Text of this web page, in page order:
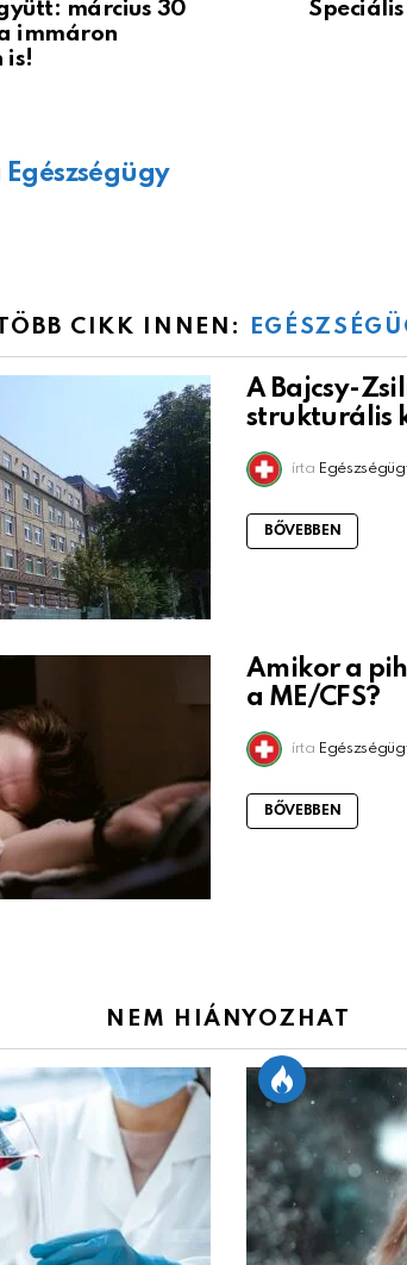
március 30
immáron
is!
Egészségügy
CIKK INNEN:
A Bajcsy-
strukturális
írta
BŐVEBBEN
Amikor a
a ME/CFS?
írta
BŐVEBBEN
NEM HIÁNYOZHAT